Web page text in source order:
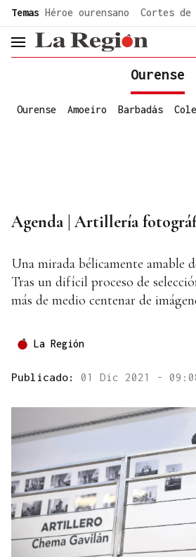
common.go-to-content
Temas Héroe ourensano Cortes de
header.menu.open
Ourense
Ourense Amoeiro Barbadás
Agenda | Artillería
Una mirada bélicamente amable
Tras un difícil proceso de
más de medio centenar de
La Región
Publicado: 01 Dic 2021 -